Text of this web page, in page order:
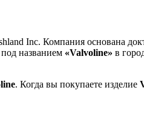
Inc. Компания основана
названием «Valvoline» в
. Когда вы покупаете изделие